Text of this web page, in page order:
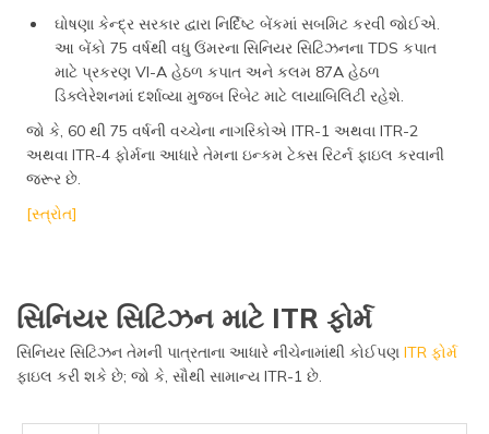
ઘોષણા કેન્દ્ર સરકાર દ્વારા નિર્દિષ્ટ બેંકમાં સબમિટ કરવી જોઈએ.
આ બેંકો 75 વર્ષથી વધુ ઉંમરના સિનિયર સિટિઝનના TDS કપાત
માટે પ્રકરણ VI-A હેઠળ કપાત અને કલમ 87A હેઠળ
ડિક્લેરેશનમાં દર્શાવ્યા મુજબ રિબેટ માટે લાયાબિલિટી રહેશે.
જો કે, 60 થી 75 વર્ષની વચ્ચેના નાગરિકોએ ITR-1 અથવા ITR-2
અથવા ITR-4 ફોર્મના આધારે તેમના ઇન્કમ ટેક્સ રિટર્ન ફાઇલ કરવાની
જરૂર છે.
[સ્ત્રોત]
સિનિયર સિટિઝન માટે ITR ફોર્મ
સિનિયર સિટિઝન તેમની પાત્રતાના આધારે નીચેનામાંથી કોઈપણ ITR ફોર્મ
ફાઇલ કરી શકે છે; જો કે, સૌથી સામાન્ય ITR-1 છે.